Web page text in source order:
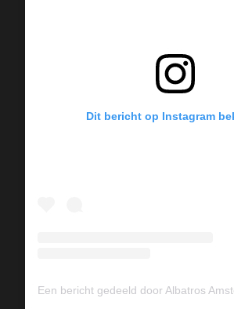
Dit bericht op Instagram